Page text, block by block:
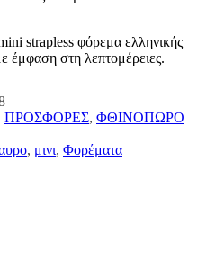
strapless φόρεμα ελληνικής
έμφαση στη λεπτομέρειες.
ΠΡΟΣΦΟΡΕΣ, ΦΘΙΝΟΠΩΡΟ
, μινι, Φορέματα